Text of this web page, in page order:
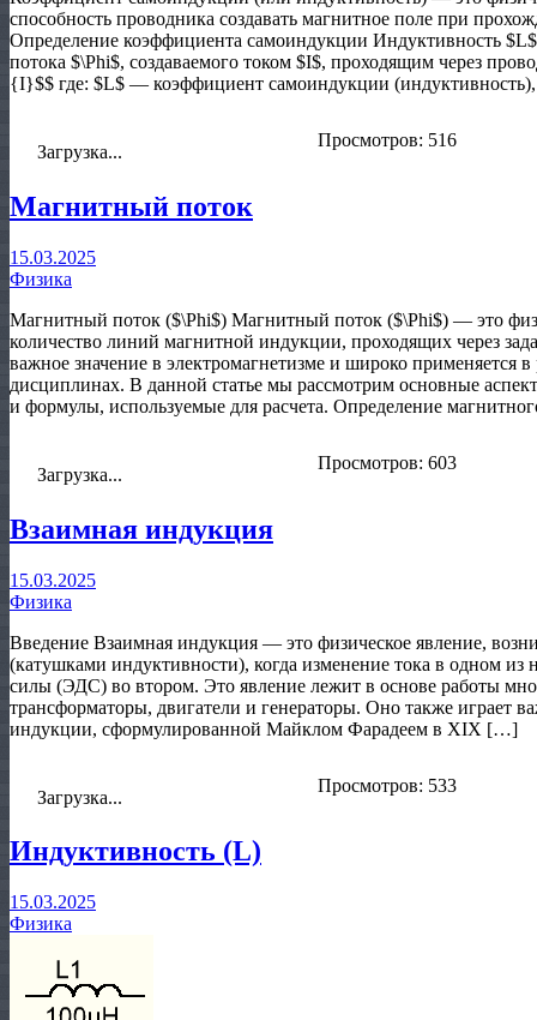
способность проводника создавать магнитное поле при
Определение коэффициента самоиндукции Индуктивность
потока $\Phi$, создаваемого током $I$, проходящим через
{I}$$ где: $L$ — коэффициент самоиндукции
Загрузка...
Просмотров: 516
Магнитный поток
15.03.2025
Физика
Магнитный поток ($\Phi$) Магнитный поток ($\Phi$) — это
количество линий магнитной индукции, проходящих через
важное значение в электромагнетизме и широко применяется
дисциплинах. В данной статье мы рассмотрим основные
и формулы, используемые для расчета. Определение
Загрузка...
Просмотров: 603
Взаимная индукция
15.03.2025
Физика
Введение Взаимная индукция — это физическое явление,
(катушками индуктивности), когда изменение тока в одном
силы (ЭДС) во втором. Это явление лежит в основе работы
трансформаторы, двигатели и генераторы. Оно также играет
индукции, сформулированной Майклом Фарадеем в XIX […]
Загрузка...
Просмотров: 533
Индуктивность (L)
15.03.2025
Физика